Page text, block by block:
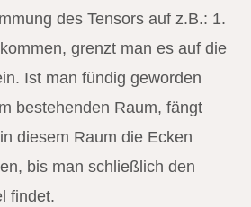
des Tensors auf z.B.: 1.
grenzt man es auf die
Ist man fündig geworden
bestehenden Raum, fängt
diesem Raum die Ecken
bis man schließlich den
findet.